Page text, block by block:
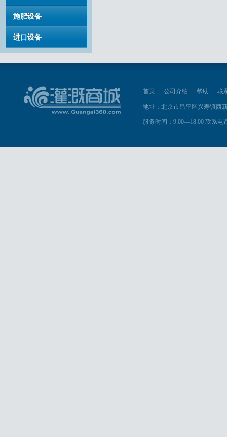
施肥设备
进口设备
首页 - 公司介绍 - 帮助 - 联
地址：北京市昌平区兴寿镇西
服务时间：9:00—18:00 联系电